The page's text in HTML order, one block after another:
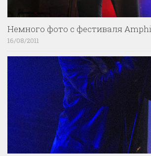
Немного фото с фестиваля Amphi
16/08/2011